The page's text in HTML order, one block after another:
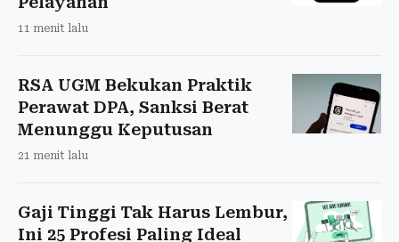
11 menit lalu
RSA UGM Bekukan Praktik
Perawat DPA, Sanksi Berat
Menunggu Keputusan
21 menit lalu
Gaji Tinggi Tak Harus Lembur,
Ini 25 Profesi Paling Ideal